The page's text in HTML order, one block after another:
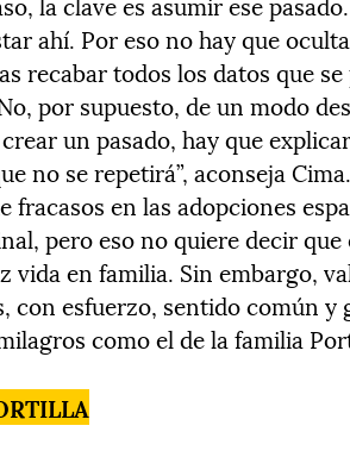
ahí. Por eso no hay que
recabar todos los datos que
por supuesto, de un modo
un pasado, hay que
no se repetirá”, aconseja Cima.
fracasos en las adopciones
pero eso no quiere decir
vida en familia. Sin embargo,
con esfuerzo, sentido común y
como el de la familia